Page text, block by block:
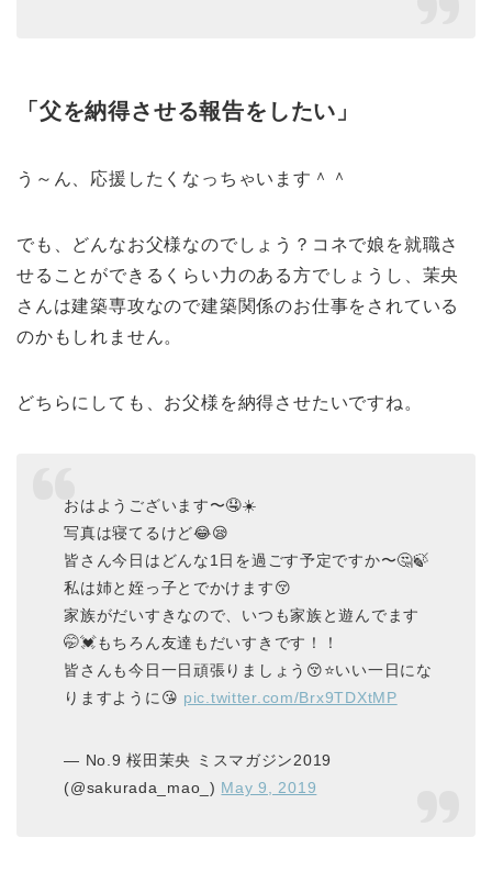
「父を納得させる報告をしたい」
う～ん、応援したくなっちゃいます＾＾
でも、どんなお父様なのでしょう？コネで娘を就職さ
せることができるくらい力のある方でしょうし、茉央
さんは建築専攻なので建築関係のお仕事をされている
のかもしれません。
どちらにしても、お父様を納得させたいですね。
おはようございます〜🤤☀️
写真は寝てるけど😂😪
皆さん今日はどんな1日を過ごす予定ですか〜🤔🍃
私は姉と姪っ子とでかけます😚
家族がだいすきなので、いつも家族と遊んでます
🤭💓もちろん友達もだいすきです！！
皆さんも今日一日頑張りましょう😚⭐️いい一日にな
りますように😘 pic.twitter.com/Brx9TDXtMP
— No.9 桜田茉央 ミスマガジン2019
(@sakurada_mao_) May 9, 2019